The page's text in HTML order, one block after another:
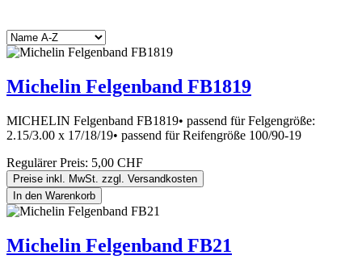
Michelin Felgenband FB1819
MICHELIN Felgenband FB1819• passend für Felgengröße:
2.15/3.00 x 17/18/19• passend für Reifengröße 100/90-19
Regulärer Preis: 5,00 CHF
Preise inkl. MwSt. zzgl. Versandkosten
In den Warenkorb
Michelin Felgenband FB21